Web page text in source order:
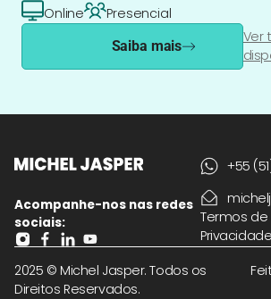
Online Presencial
Saiba mais
Ver
Acompanhe-nos nas redes
sociais:
+55
Termos de
Privacidade
2025 © Michel Jasper. Todos os
Direitos Reservados.